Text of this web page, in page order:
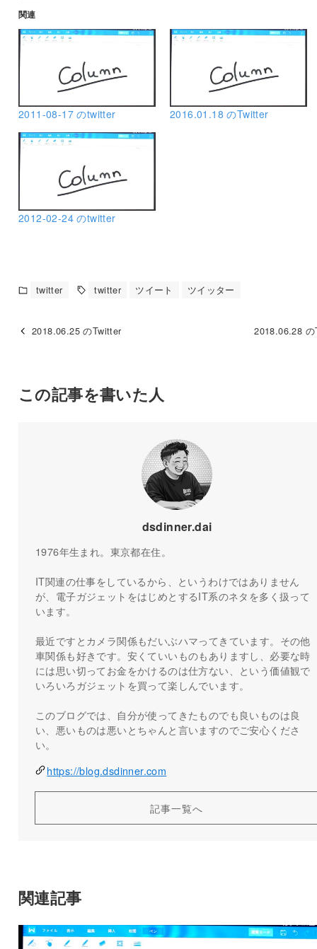
関連
2011-08-17 のtwitter 2016.01.18 のTwitter
2012-02-24 のtwitter
twitter twitter ツイート ツイッター
2018.06.25 のTwitter 2018.06.28
この記事を書いた人
dsdinner.dai
1976年生まれ。東京都在住。
IT関連の仕事をしているから、というわけではありません
が、電子ガジェットをはじめとするIT系のネタを多く扱って
います。
最近ですとカメラ関係もだいぶハマってきています。その他
車関係も好きです。安くていいものもありますし、必要な時
には思い切ってお金をかけるのは仕方ない、という価値観で
いろいろガジェットを買って楽しんでいます。
このブログでは、自分が使ってきたものでも良いものは良
い、悪いものは悪いとちゃんと言いますのでご安心くださ
い。
https://blog.dsdinner.com
記事一覧へ
関連記事